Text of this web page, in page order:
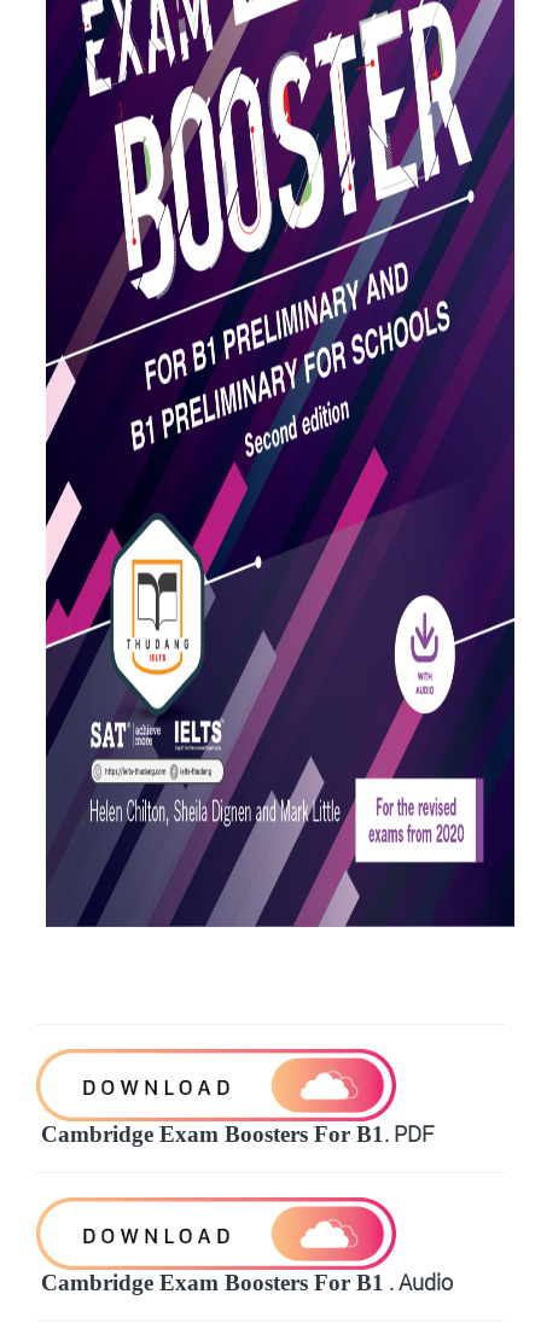
Cambridge Exam Boosters For B1. PDF
Cambridge Exam Boosters For B1 . Audio